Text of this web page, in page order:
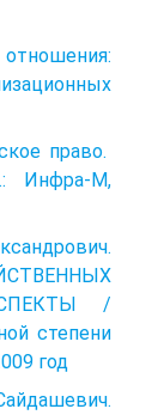
право.
Инфра-М,
/
степени
год